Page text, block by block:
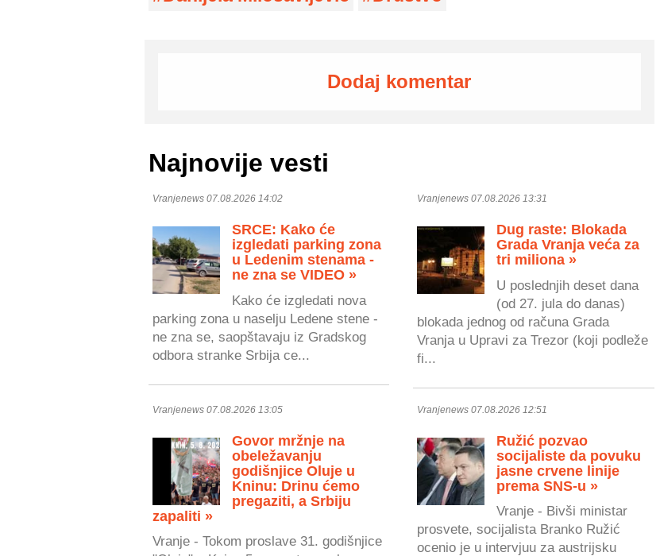
Dodaj komentar
Najnovije vesti
Vranjenews 07.08.2026 14:02
SRCE: Kako će
izgledati parking zona
u Ledenim stenama -
ne zna se VIDEO »
Kako će izgledati nova
parking zona u naselju Ledene stene -
ne zna se, saopštavaju iz Gradskog
odbora stranke Srbija ce...
Vranjenews 07.08.2026 13:31
Dug raste: Blokada
Grada Vranja veća za
tri miliona »
U poslednjih deset dana
(od 27. jula do danas)
blokada jednog od računa Grada
Vranja u Upravi za Trezor (koji podleže
fi...
Vranjenews 07.08.2026 13:05
Govor mržnje na
obeležavanju
godišnjice Oluje u
Kninu: Drinu ćemo
pregaziti, a Srbiju
zapaliti »
Vranje - Tokom proslave 31. godišnjice
Vranjenews 07.08.2026 12:51
Ružić pozvao
socijaliste da povuku
jasne crvene linije
prema SNS-u »
Vranje - Bivši ministar
prosvete, socijalista Branko Ružić
ocenio je u intervjuu za austrijsku